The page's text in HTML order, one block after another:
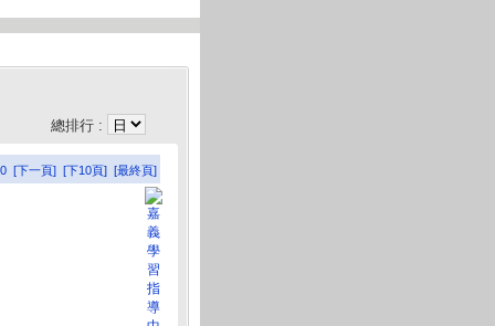
總排行 :
[下一頁] [下10頁] [最終頁]